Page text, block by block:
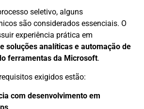
seletivo, alguns
são considerados essenciais. O
experiência prática em
soluções analíticas e automação de
ferramentas da Microsoft.
exigidos estão:
com desenvolvimento em